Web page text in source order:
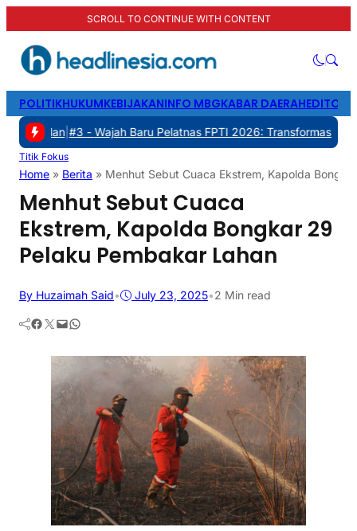
SCROLL TO CONTINUE WITH CONTENT
POLITIKHUKUMKEBIJAKANINFO MBGKABAR DAERAH
Wajah Baru Pelatnas FPTI 2026: Transformasi Manajemen,
Titik Fokus
Home » Berita » Menhut Sebut Cuaca Ekstrem, Kapolda
Menhut Sebut Cuaca
Ekstrem, Kapolda Bongkar 29
Pelaku Pembakar Lahan
By Huzaimah Said• July 23, 2025•2 Min read
Facebook Twitter Mail WhatsApp